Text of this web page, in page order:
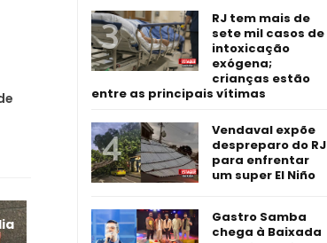
RJ tem mais de
sete mil casos de
intoxicação
exógena;
crianças estão
entre as principais vítimas
Vendaval expõe
despreparo do RJ
para enfrentar
um super El Niño
Gastro Samba
chega à Baixada